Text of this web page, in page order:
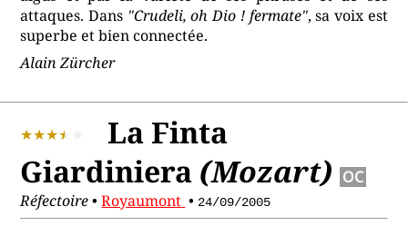
attaques. Dans "Crudeli, oh Dio ! fermate", sa voix est
superbe et bien connectée.
Alain Zürcher
La Finta
Giardiniera (Mozart) OC
Réfectoire•Royaumont • 24/09/2005